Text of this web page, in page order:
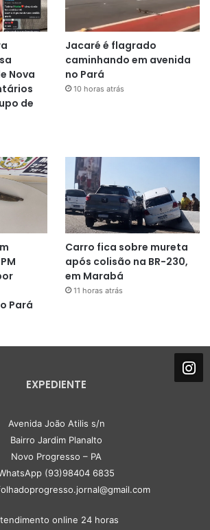
Nova
de
Jacaré é flagrado
caminhando em avenida
no Pará
10 horas atrás
Pará
Carro fica sobre mureta
após colisão na BR-230,
em Marabá
11 horas atrás
EXPEDIENTE
Avenida João Atilis s/n
Bairro Jardim Planalto
Novo Progresso – PA
(93)98404 6835
online 24 horas